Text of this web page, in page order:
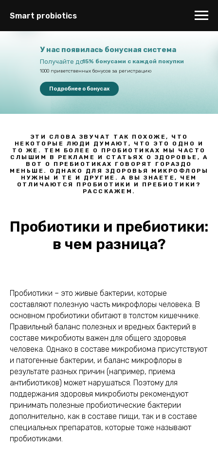
Smart probiotics
У нас появилась бонусная система
Получайте до15% бонусами с каждой покупки
1000 приветственных бонусов за регистрацию
Подробнее о бонусах
ЭТИ СЛОВА ЗВУЧАТ ТАК ПОХОЖЕ, ЧТО
НЕКОТОРЫЕ ЛЮДИ ДУМАЮТ, ЧТО ЭТО ОДНО И
ТО ЖЕ. ТЕМ БОЛЕЕ О ПРОБИОТИКАХ МЫ ЧАСТО
СЛЫШИМ В РЕКЛАМЕ И СТАТЬЯХ О ЗДОРОВЬЕ, А
ВОТ О ПРЕБИОТИКАХ ГОВОРЯТ ГОРАЗДО
МЕНЬШЕ. ОДНАКО ДЛЯ ЗДОРОВЬЯ МИКРОФЛОРЫ
НУЖНЫ И ТЕ И ДРУГИЕ. А ВЫ ЗНАЕТЕ, ЧЕМ
ОТЛИЧАЮТСЯ ПРОБИОТИКИ И ПРЕБИОТИКИ?
РАССКАЖЕМ.
Пробиотики и пребиотики:
в чем разница?
Пробиотики – это живые бактерии, которые
составляют полезную часть микрофлоры человека. В
основном пробиотики обитают в толстом кишечнике.
Правильный баланс полезных и вредных бактерий в
составе микробиоты важен для общего здоровья
человека. Однако в составе микробиома присутствуют
и патогенные бактерии, и баланс микрофлоры в
результате разных причин (например, приема
антибиотиков) может нарушаться. Поэтому для
поддержания здоровья микробиоты рекомендуют
принимать полезные пробиотические бактерии
дополнительно, как в составе пищи, так и в составе
специальных препаратов, которые тоже называют
пробиотиками.